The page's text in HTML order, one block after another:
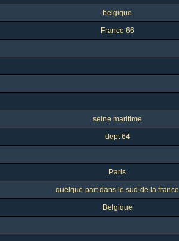
belgique
France 66
seine maritime
dept 64
Paris
quelque part dans le sud de la france
Belgique